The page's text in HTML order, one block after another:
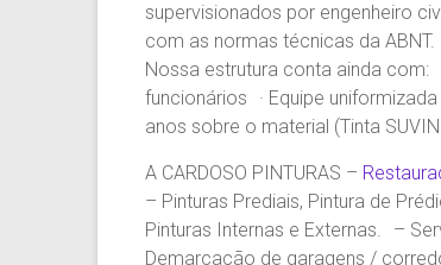
supervisionados por engenheiro
com as normas técnicas da ABNT.
Nossa estrutura conta ainda com:
funcionários · Equipe
anos sobre o material (Tinta
A CARDOSO PINTURAS –
– Pinturas Prediais, Pintura de
Pinturas Internas e Externas. –
Demarcação de garagens /